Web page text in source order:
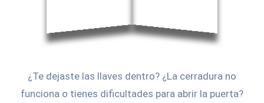
¿Te dejaste las llaves dentro? ¿La cerradura no
funciona o tienes dificultades para abrir la puerta?